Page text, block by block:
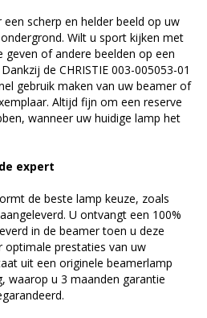
scherp en helder beeld op uw
Wilt u sport kijken met
of andere beelden op een
de CHRISTIE 003-005053-01
gebruik maken van uw beamer of
Altijd fijn om een reserve
wanneer uw huidige lamp het
expert
de beste lamp keuze, zoals
U ontvangt een 100%
in de beamer toen u deze
optimale prestaties van uw
uit een originele beamerlamp
waarop u 3 maanden garantie